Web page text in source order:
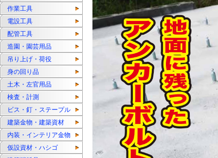
作業工具
電設工具
配管工具
造園・園芸用品
吊り上げ・荷役
身の回り品
土木・左官用品
検査・計測
ビス・釘・ステープル
建築金物・建築資材
内装・インテリア金物
仮設資材・ハシゴ